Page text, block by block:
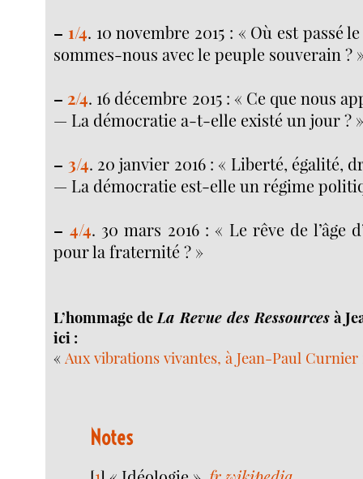
– 1/4. 10 novembre 2015 : « Où est passé
sommes-nous avec le peuple souverain ?
– 2/4. 16 décembre 2015 : « Ce que nous
— La démocratie a-t-elle existé un jour ?
– 3/4. 20 janvier 2016 : « Liberté, égalité,
— La démocratie est-elle un régime
– 4/4. 30 mars 2016 : « Le rêve de l’âge
pour la fraternité ? »
L’hommage deLa Revue des Ressourcesà
ici :
«Aux vibrations vivantes, à Jean-Paul Curnier
Notes